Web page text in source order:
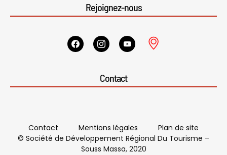
Rejoignez-nous
Contact
Contact Mentions légales
Plan de site
© Société de Développement Régional Du Tourisme –
Souss Massa, 2020